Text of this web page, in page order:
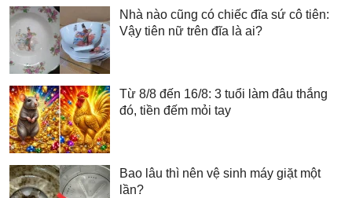
Nhà nào cũng có chiếc đĩa sứ cô tiên:
Vậy tiên nữ trên đĩa là ai?
Từ 8/8 đến 16/8: 3 tuổi làm đâu thắng
đó, tiền đếm mỏi tay
Bao lâu thì nên vệ sinh máy giặt một
lần?